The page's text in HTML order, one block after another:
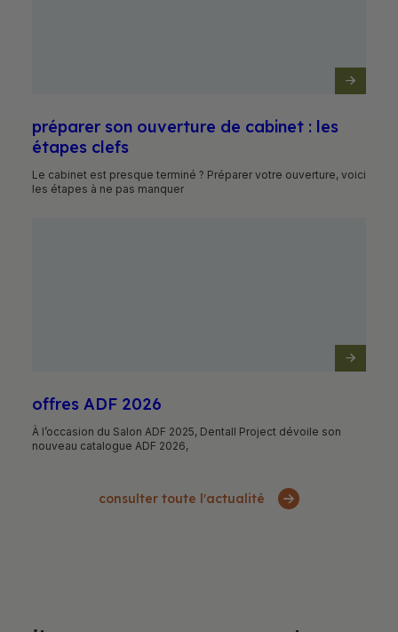
Préparer son ouverture de cabinet : les
étapes clefs
Le cabinet est presque terminé ? Préparer votre ouverture, voici
les étapes à ne pas manquer
Offres ADF 2026
À l’occasion du Salon ADF 2025, Dentall Project dévoile son
nouveau catalogue ADF 2026,
consulter toute l'actualité